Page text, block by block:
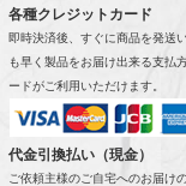
各種クレジットカード
即時決済後、すぐに商品を発送
も早く製品をお届け出来る支払
ードがご利用いただけます。
代金引換払い（現金）
ご依頼主様のご自宅へのお届け